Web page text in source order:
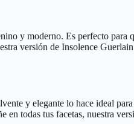
y moderno. Es perfecto
versión de Insolence
y elegante lo hace ideal
todas tus facetas, nuestra